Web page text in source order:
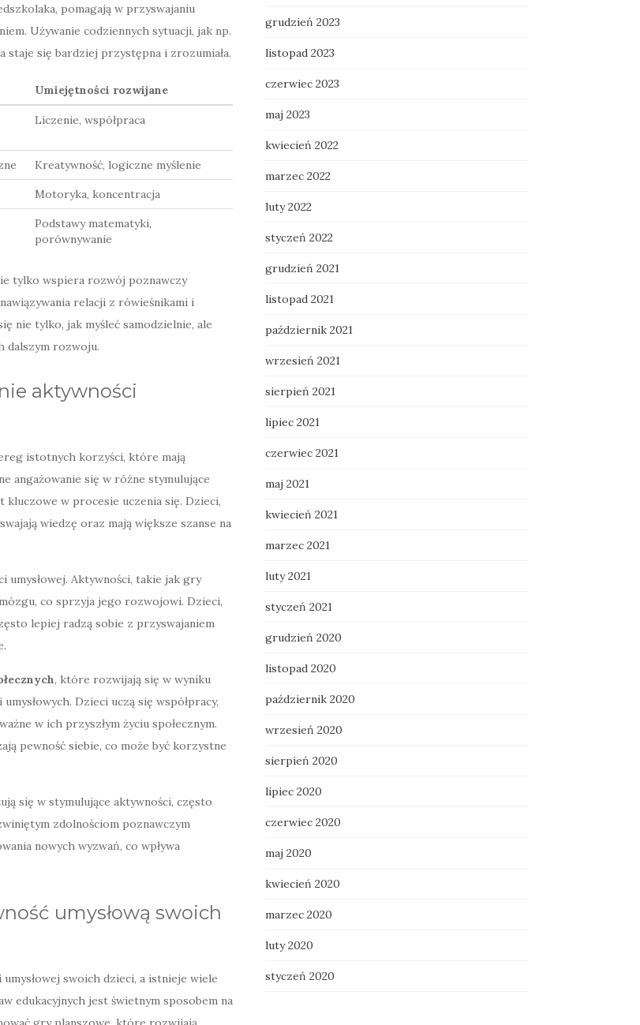
pomagają w przyswajaniu
Używanie codziennych sytuacji, jak np.
staje się bardziej przystępna i zrozumiała.
Umiejętności rozwijane
Liczenie, współpraca
Kreatywność, logiczne myślenie
Motoryka, koncentracja
Podstawy matematyki,
porównywanie
tylko wspiera rozwój poznawczy
relacji z rówieśnikami i
nie tylko, jak myśleć samodzielnie, ale
dalszym rozwoju.
aktywności
istotnych korzyści, które mają
angażowanie się w różne stymulujące
kluczowe w procesie uczenia się. Dzieci,
wiedzę oraz mają większe szanse na
umysłowej. Aktywności, takie jak gry
co sprzyja jego rozwojowi. Dzieci,
lepiej radzą sobie z przyswajaniem
, które rozwijają się w wyniku
Dzieci uczą się współpracy,
w ich przyszłym życiu społecznym.
pewność siebie, co może być korzystne
się w stymulujące aktywności, często
zdolnościom poznawczym
nowych wyzwań, co wpływa
umysłową swoich
swoich dzieci, a istnieje wiele
edukacyjnych jest świetnym sposobem na
grudzień 2023
listopad 2023
czerwiec 2023
maj 2023
kwiecień 2022
marzec 2022
luty 2022
styczeń 2022
grudzień 2021
listopad 2021
październik 2021
wrzesień 2021
sierpień 2021
lipiec 2021
czerwiec 2021
maj 2021
kwiecień 2021
marzec 2021
luty 2021
styczeń 2021
grudzień 2020
listopad 2020
październik 2020
wrzesień 2020
sierpień 2020
lipiec 2020
czerwiec 2020
maj 2020
kwiecień 2020
marzec 2020
luty 2020
styczeń 2020